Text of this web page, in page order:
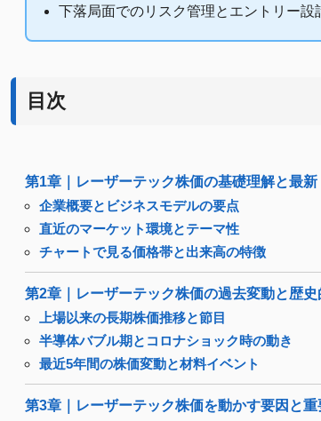
下落局面でのリスク管理とエントリー設
目次
第1章｜レーザーテック株価の基礎理解と最新
企業概要とビジネスモデルの要点
直近のマーケット環境とテーマ性
チャートで見る価格帯と出来高の特徴
第2章｜レーザーテック株価の過去変動と歴史
上場以来の長期株価推移と節目
半導体バブル期とコロナショック時の動き
最近5年間の株価変動と材料イベント
第3章｜レーザーテック株価を動かす要因と